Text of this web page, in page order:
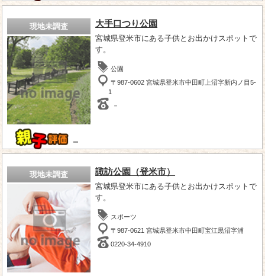
現地未調査
－
大手口つり公園
宮城県登米市にある子供とお出かけスポットで
す。
公園
〒987-0602 宮城県登米市中田町上沼字新内ノ目5-
1
－
現地未調査 諏訪公園（登米市）
宮城県登米市にある子供とお出かけスポットで
す。
スポーツ
〒987-0621 宮城県登米市中田町宝江黒沼字浦
0220-34-4910